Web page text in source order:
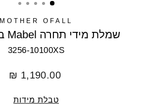
MOTHER OFALL
שמלת מידי תחרה Mabel בצבע שחור
3256-10100XS
מחיר
1,190.00 ₪
טבלת מידות